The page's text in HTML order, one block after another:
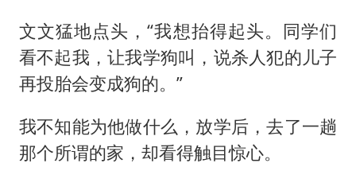
文文猛地点头，“我想抬得起头。同学们
看不起我，让我学狗叫，说杀人犯的儿子
再投胎会变成狗的。”
我不知能为他做什么，放学后，去了一趟
那个所谓的家，却看得触目惊心。